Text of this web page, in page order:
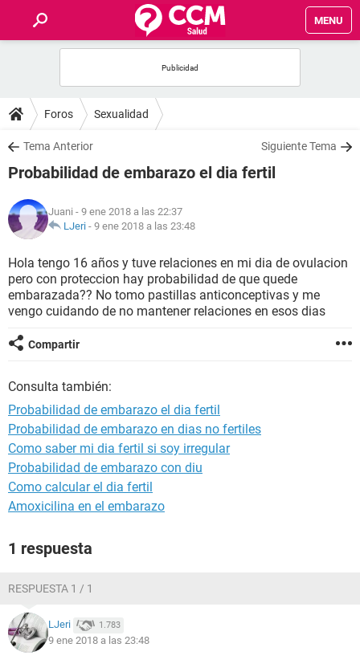
MENU
FOROS
SALUD
NUTRICIÓN
BIENESTAR
SEXUALIDAD
GLOSARIO
Foros Sexualidad
Tema Anterior Siguiente Tema
Probabilidad de embarazo el dia fertil
Juani - 9 ene 2018 a las 22:37
LJeri - 9 ene 2018 a las 23:48
Hola tengo 16 años y tuve relaciones en mi dia de ovulacion
pero con proteccion hay probabilidad de que quede
embarazada?? No tomo pastillas anticonceptivas y me
vengo cuidando de no mantener relaciones en esos dias
Compartir
Consulta también:
Probabilidad de embarazo el dia fertil
Probabilidad de embarazo en dias no fertiles
Como saber mi dia fertil si soy irregular
Probabilidad de embarazo con diu
Como calcular el dia fertil
Amoxicilina en el embarazo
1 respuesta
RESPUESTA 1 / 1
LJeri 1.783
9 ene 2018 a las 23:48